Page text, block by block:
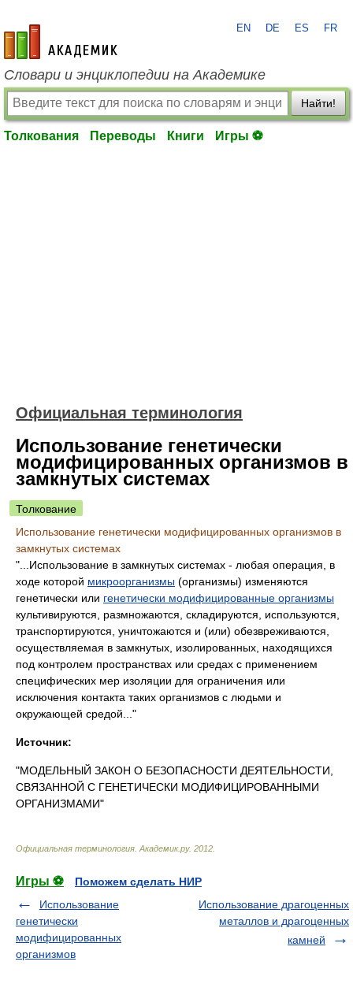
academic.ru
EN DE ES FR
Словари и энциклопедии на Академике
Найти!
Толкования Переводы Книги Игры ⚽
Официальная терминология
Использование генетически
модифицированных организмов в
замкнутых системах
Толкование
Использование генетически модифицированных организмов в
замкнутых системах
"...Использование в замкнутых системах - любая операция, в
ходе которой микроорганизмы (организмы) изменяются
генетически или генетически модифицированные организмы
культивируются, размножаются, складируются, используются,
транспортируются, уничтожаются и (или) обезвреживаются,
осуществляемая в замкнутых, изолированных, находящихся
под контролем пространствах или средах с применением
специфических мер изоляции для ограничения или
исключения контакта таких организмов с людьми и
окружающей средой..."
Источник:
"МОДЕЛЬНЫЙ ЗАКОН О БЕЗОПАСНОСТИ ДЕЯТЕЛЬНОСТИ,
СВЯЗАННОЙ С ГЕНЕТИЧЕСКИ МОДИФИЦИРОВАННЫМИ
ОРГАНИЗМАМИ"
Официальная терминология Академик.ру. 2012
Игры ⚽
Поможем сделать НИР
Использование
генетически
модифицированных
организмов
Использование драгоценных
металлов и драгоценных
камней